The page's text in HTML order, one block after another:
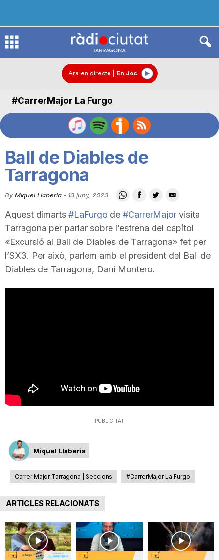
R
d
C
i
u
T
a
r
r
Ara en directe En Joc
#CarrerMajor La Furgo
Ball de Diables de
Tarragona
By Miquel Llaberia - 13 juny, 2023
Aquest dimarts #LaFurgo de #CarrerMajor visita
Tarragona per parlar sobre l’estrena del capítol
«Excursió al Ball de Diables de Tarragona» fet per
l’SX3. Per això, parlem amb el president del Ball de
Diables de Tarragona, Dani Montero.
PUBLICITAT
Miquel Llaberia
Carrer Major Tarragona | Seccions #CarrerMajor La Furgo
ARTICLES RELACIONATS